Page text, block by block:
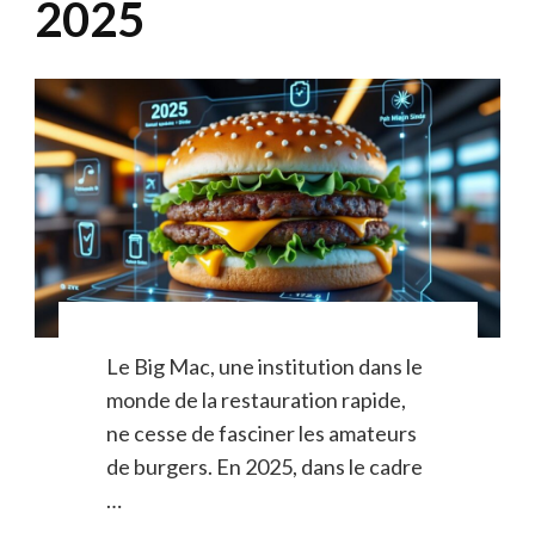
2025
Le Big Mac, une institution dans le
monde de la restauration rapide,
ne cesse de fasciner les amateurs
de burgers. En 2025, dans le cadre
…